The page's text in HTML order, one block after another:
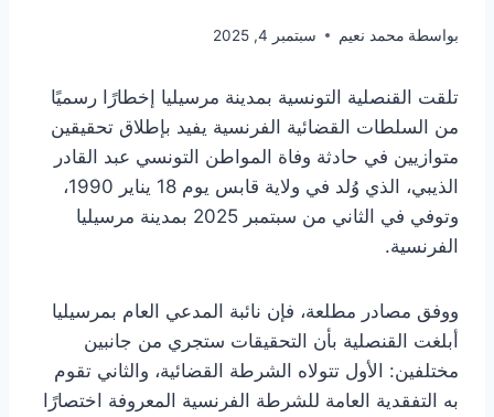
بواسطة محمد نعيم سبتمبر 4, 2025
تلقت القنصلية التونسية بمدينة مرسيليا إخطارًا رسميًا
من السلطات القضائية الفرنسية يفيد بإطلاق تحقيقين
متوازيين في حادثة وفاة المواطن التونسي عبد القادر
الذيبي، الذي وُلد في ولاية قابس يوم 18 يناير 1990،
وتوفي في الثاني من سبتمبر 2025 بمدينة مرسيليا
الفرنسية.
ووفق مصادر مطلعة، فإن نائبة المدعي العام بمرسيليا
أبلغت القنصلية بأن التحقيقات ستجري من جانبين
مختلفين: الأول تتولاه الشرطة القضائية، والثاني تقوم
به التفقدية العامة للشرطة الفرنسية المعروفة اختصارًا